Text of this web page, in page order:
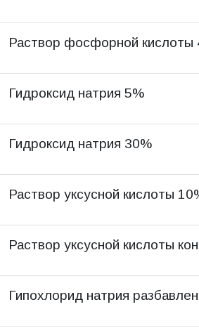
Раствор фосфорной кислоты
Гидроксид натрия 5%
Гидроксид натрия 30%
Раствор уксусной кислоты
Раствор уксусной кислоты
Гипохлорид натрия